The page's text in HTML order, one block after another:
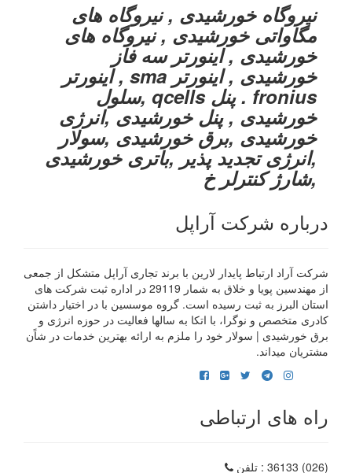
نیروگاه خورشیدی , نیروگاه های
مگاواتی خورشیدی , نیروگاه های
خورشیدی , اینورتر سه فاز
خورشیدی , اینورتر sma , اینورتر
fronius . پنل qcells ,سلول
خورشیدی , پنل خورشیدی ,انرژی
خورشیدی ,برق خورشیدی ,سولار
,انرژی تجدید پذیر ,باتری خورشیدی
,شارژ کنترلر خ
درباره شرکت آراپل
شرکت آراد ارتباط پایدار لارین با برند تجاری آراپل متشکل از جمعی
از مهندسین پویا و خلاق به شمار 29119 در اداره ثبت شرکت های
استان البرز به ثبت رسیده است. گروه موسسین با در اختیار داشتن
کادری متخصص و نوگرا، با اتکا به سالها فعالیت در حوزه انرژی و
برق خورشیدی | سولار خود را ملزم به ارائه بهترین خدمات در شاًن
مشتریان میداند.
راه های ارتباطی
(026) 36133 : تلفن